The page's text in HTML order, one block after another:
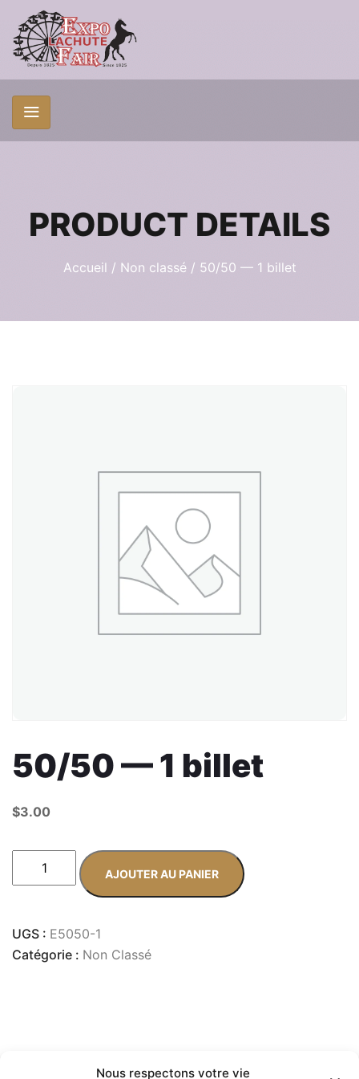
Nous respectons votre vie
PRODUCT DETAILS
Accueil / Non classé/ 50/50 — 1 billet
50/50 — 1 billet
$3.00
AJOUTER AU PANIER
UGS : E5050-1
Catégorie : Non Classé